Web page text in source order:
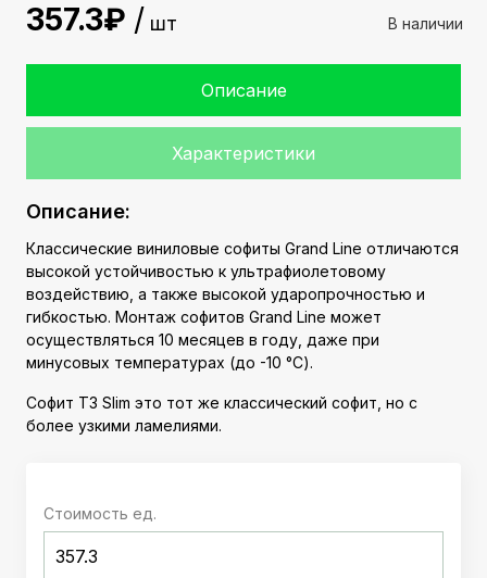
В наличии
357.3 шт
Описание
Характеристики
Описание:
Классические виниловые софиты Grand Line отличаются
высокой устойчивостью к ультрафиолетовому
воздействию, а также высокой ударопрочностью и
гибкостью. Монтаж софитов Grand Line может
осуществляться 10 месяцев в году, даже при
минусовых температурах (до -10 °C).
Софит Т3 Slim это тот же классический софит, но с
более узкими ламелиями.
Стоимость ед.